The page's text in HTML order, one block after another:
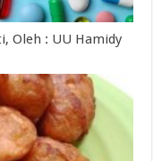
Oleh : UU Hamidy